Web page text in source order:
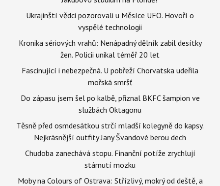
Ukrajinští vědci pozorovali u Měsíce UFO. Hovoří o
vyspělé technologii
Kronika sériových vrahů: Nenápadný dělník zabil desítky
žen. Policii unikal téměř 20 let
Fascinující i nebezpečná. U pobřeží Chorvatska udeřila
mořská smršť
Do zápasu jsem šel po kalbě, přiznal BKFC šampion ve
službách Oktagonu
Těsně před osmdesátkou strčí mladší kolegyně do kapsy.
Nejkrásnější outfity Jany Švandové berou dech
Chudoba zanechává stopu. Finanční potíže zrychlují
stárnutí mozku
Moby na Colours of Ostrava: Střízlivý, mokrý od deště, a